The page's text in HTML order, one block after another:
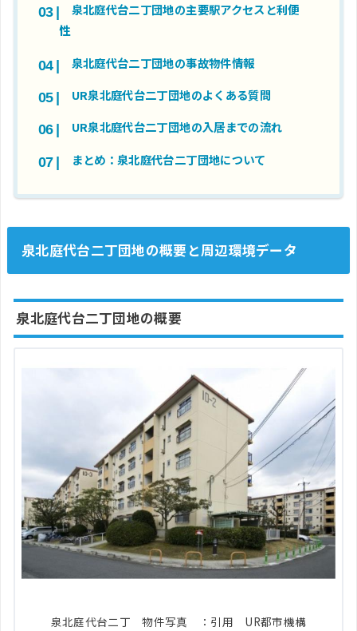
泉北庭代台二丁団地の主要駅アクセスと利便
性
泉北庭代台二丁団地の事故物件情報
UR泉北庭代台二丁団地のよくある質問
UR泉北庭代台二丁団地の入居までの流れ
まとめ：泉北庭代台二丁団地について
泉北庭代台二丁団地の概要と周辺環境データ
泉北庭代台二丁団地の概要
泉北庭代台二丁 物件写真 ：引用 UR都市機構